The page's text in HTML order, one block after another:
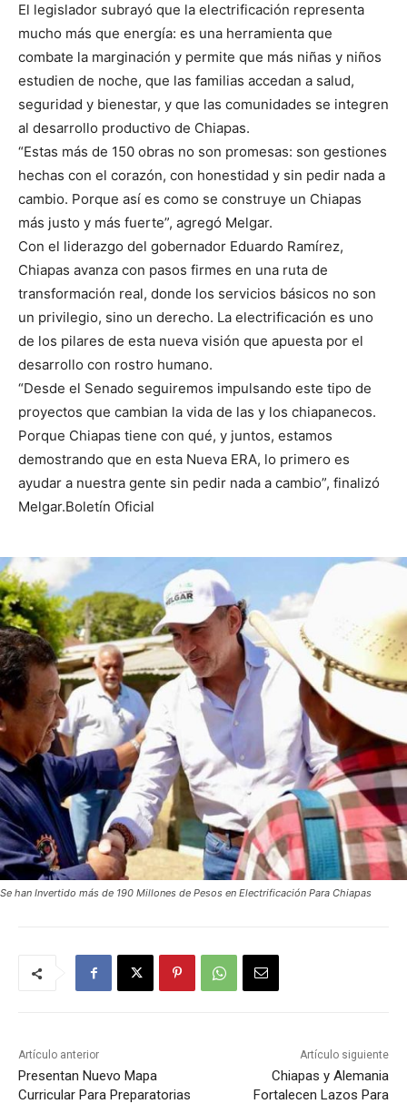
El legislador subrayó que la electrificación representa
mucho más que energía: es una herramienta que
combate la marginación y permite que más niñas y niños
estudien de noche, que las familias accedan a salud,
seguridad y bienestar, y que las comunidades se integren
al desarrollo productivo de Chiapas.
“Estas más de 150 obras no son promesas: son gestiones
hechas con el corazón, con honestidad y sin pedir nada a
cambio. Porque así es como se construye un Chiapas
más justo y más fuerte”, agregó Melgar.
Con el liderazgo del gobernador Eduardo Ramírez,
Chiapas avanza con pasos firmes en una ruta de
transformación real, donde los servicios básicos no son
un privilegio, sino un derecho. La electrificación es uno
de los pilares de esta nueva visión que apuesta por el
desarrollo con rostro humano.
“Desde el Senado seguiremos impulsando este tipo de
proyectos que cambian la vida de las y los chiapanecos.
Porque Chiapas tiene con qué, y juntos, estamos
demostrando que en esta Nueva ERA, lo primero es
ayudar a nuestra gente sin pedir nada a cambio”, finalizó
Melgar.Boletín Oficial
Se han Invertido más de 190 Millones de Pesos en Electrificación Para Chiapas
Artículo anterior
Presentan Nuevo Mapa
Curricular Para Preparatorias
Artículo siguiente
Chiapas y Alemania
Fortalecen Lazos Para